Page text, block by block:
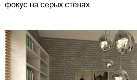
фокус на серых стенах.